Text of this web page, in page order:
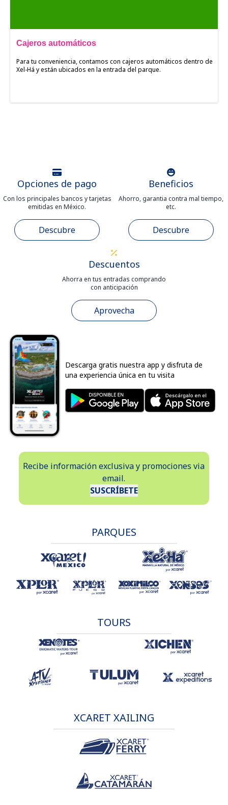
Cajeros automáticos
Para tu conveniencia, contamos con cajeros automáticos dentro de
Xel-Há y están ubicados en la entrada del parque.
Opciones de pago
Con los principales bancos y tarjetas
emitidas en México.
Descubre
Beneficios
Ahorro, garantia contra mal tiempo,
etc.
Descubre
Descuentos
Ahorra en tus entradas comprando
con anticipación
Aprovecha
Descarga gratis nuestra app y disfruta de
una experiencia única en tu visita
Recibe información exclusiva y promociones via
email.
SUSCRÍBETE
PARQUES
TOURS
XCARET XAILING